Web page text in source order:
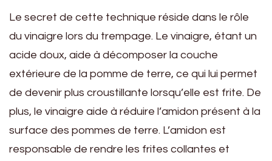
Le secret de cette technique réside dans le rôle
du vinaigre lors du trempage. Le vinaigre, étant un
acide doux, aide à décomposer la couche
extérieure de la pomme de terre, ce qui lui permet
de devenir plus croustillante lorsqu’elle est frite. De
plus, le vinaigre aide à réduire l’amidon présent à la
surface des pommes de terre. L’amidon est
responsable de rendre les frites collantes et